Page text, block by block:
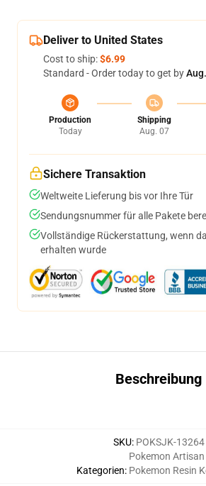
Deliver to United States
Cost to ship:$6.99
Standard - Order today to get by
Production
Today
Shipping
Aug. 07
Sichere Transaktion
Weltweite Lieferung bis vor Ihre Tür
Sendungsnummer für alle Pakete
Vollständige Rückerstattung, wenn
erhalten wurde
Beschreibung
SKU: POKSJK-13264
Kategorien:
Pokemon Artisan
Pokemon Resin